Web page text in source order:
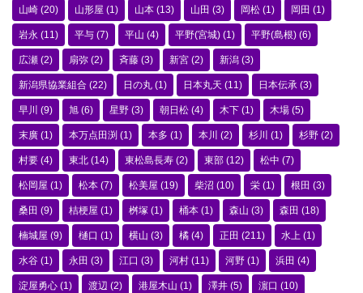
山崎 (20) 山形屋 (1) 山本 (13) 山田 (3) 岡松 (1) 岡田 (1)
岩永 (11) 平与 (7) 平山 (4) 平野(宮城) (1) 平野(島根) (6)
広瀬 (2) 扇弥 (2) 斉藤 (3) 新宮 (2) 新潟 (3)
新潟県協業組合 (22) 日の丸 (1) 日本丸天 (11) 日本伝承 (3)
早川 (9) 旭 (6) 星野 (3) 朝日松 (4) 木下 (1) 木場 (5)
末廣 (1) 本万点田渕 (1) 本多 (1) 本川 (2) 杉川 (1) 杉野 (2)
村要 (4) 東北 (14) 東松島長寿 (2) 東部 (12) 松中 (7)
松岡屋 (1) 松本 (7) 松美屋 (19) 柴沼 (10) 栄 (1) 根田 (3)
桑田 (9) 桔梗屋 (1) 桝塚 (1) 桶本 (1) 森山 (3) 森田 (18)
楠城屋 (9) 樋口 (1) 横山 (3) 橘 (4) 正田 (211) 水上 (1)
水谷 (1) 永田 (3) 江口 (3) 河村 (11) 河野 (1) 浜田 (4)
淀屋勇心 (1) 渡辺 (2) 港屋木山 (1) 澤井 (5) 濵口 (10)